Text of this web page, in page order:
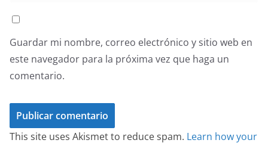
Guardar mi nombre, correo electrónico y sitio web en
este navegador para la próxima vez que haga un
comentario.
This site uses Akismet to reduce spam. Learn how your